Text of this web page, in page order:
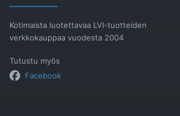
Kotimaista luotettavaa LVI-tuotteiden
verkkokauppaa vuodesta 2004
Tutustu myös
Facebook